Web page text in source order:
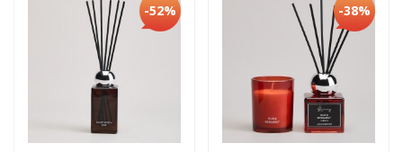
-52% -38%